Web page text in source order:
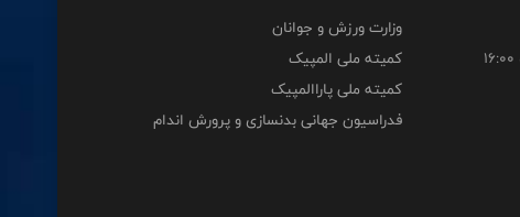
وزارت ورزش و جوانان
کمیته ملی المپیک
کمیته ملی پاراالمپیک
فدراسیون جهانی بدنسازی و پرورش اندام